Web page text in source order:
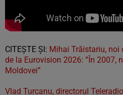
CITEȘTE ȘI: Mihai Trăistariu, noi
de la Eurovision 2026: ”În 2007,
Moldovei”
Vlad Țurcanu, directorul